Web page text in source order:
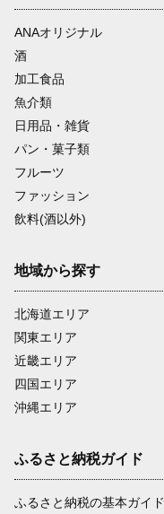
ANAオリジナル
酒
加工食品
魚介類
日用品・雑貨
パン・菓子類
フルーツ
ファッション
飲料(酒以外)
地域から探す
北海道エリア
関東エリア
近畿エリア
四国エリア
沖縄エリア
ふるさと納税ガイド
ふるさと納税の基本ガイド